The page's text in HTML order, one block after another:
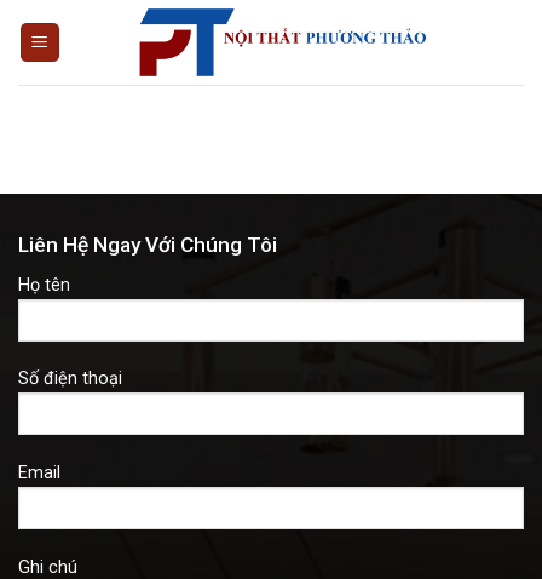
Liên Hệ Ngay Với Chúng Tôi
Họ tên
Số điện thoại
Email
Ghi chú